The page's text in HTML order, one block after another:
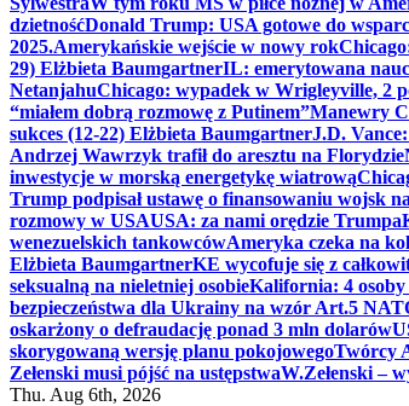
dzietnośćDonald Trump: USA gotowe do
2025.Amerykańskie wejście w nowy rok
29) Elżbieta BaumgartnerIL: emerytowana
NetanjahuChicago: wypadek w Wrigleyville, 2
“miałem dobrą rozmowę z Putinem”Manewry
sukces (12-22) Elżbieta BaumgartnerJ.D.
Andrzej Wawrzyk trafił do aresztu na Florydzie
inwestycje w morską energetykę wiatrową
Trump podpisał ustawę o finansowaniu wojsk
rozmowy w USAUSA: za nami orędzie Trumpa
wenezuelskich tankowcówAmeryka czeka na
Elżbieta BaumgartnerKE wycofuje się z
seksualną na nieletniej osobieKalifornia: 4
bezpieczeństwa dla Ukrainy na wzór Art.5
oskarżony o defraudację ponad 3 mln dolarów
skorygowaną wersję planu pokojowegoTwórcy
Zełenski musi pójść na ustępstwaW.Zełenski –
Thu. Aug 6th, 2026